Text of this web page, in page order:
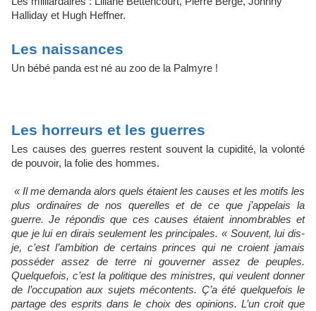
Halliday et Hugh Heffner.
Les naissances
Un bébé panda est né au zoo de la Palmyre !
Les horreurs et les guerres
Les causes des guerres restent souvent la cupidité, la volonté
de pouvoir, la folie des hommes.
« Il me demanda alors quels étaient les causes et les motifs les
plus ordinaires de nos querelles et de ce que j’appelais la
guerre. Je répondis que ces causes étaient innombrables et
que je lui en dirais seulement les principales. « Souvent, lui dis-
je, c’est l’ambition de certains princes qui ne croient jamais
posséder assez de terre ni gouverner assez de peuples.
Quelquefois, c’est la politique des ministres, qui veulent donner
de l’occupation aux sujets mécontents. Ç’a été quelquefois le
partage des esprits dans le choix des opinions. L’un croit que